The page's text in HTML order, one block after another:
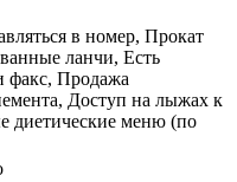
в номер, Прокат
ланчи, Есть
факс, Продажа
Доступ на лыжах к
диетические меню (по